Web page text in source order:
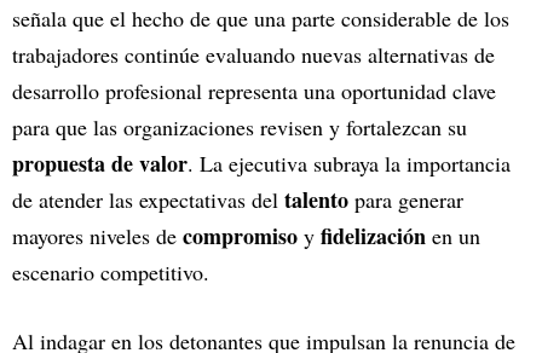
señala que el hecho de que una parte considerable de los
trabajadores continúe evaluando nuevas alternativas de
desarrollo profesional representa una oportunidad clave
para que las organizaciones revisen y fortalezcan su
propuesta de valor. La ejecutiva subraya la importancia
de atender las expectativas del talento para generar
mayores niveles de compromiso y fidelización en un
escenario competitivo.
Al indagar en los detonantes que impulsan la renuncia de